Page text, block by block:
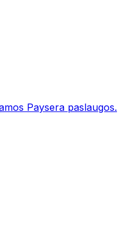
Paysera paslaugos.